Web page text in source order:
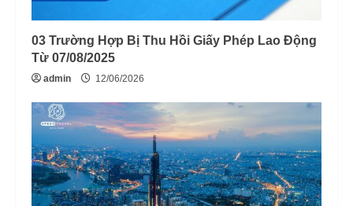
03 Trường Hợp Bị Thu Hồi Giấy Phép Lao Động
Từ 07/08/2025
admin 12/06/2026